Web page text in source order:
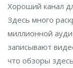
Хороший канал
Здесь много
миллионной
записывают
что обзоры